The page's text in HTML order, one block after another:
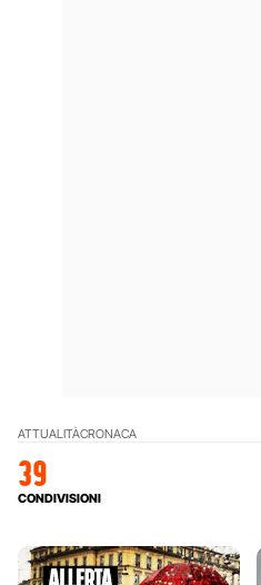
ATTUALITÀCRONACA
39
CONDIVISIONI